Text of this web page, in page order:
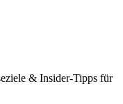
& Insider-Tipps für